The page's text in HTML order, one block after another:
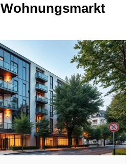
Wohnungsmarkt